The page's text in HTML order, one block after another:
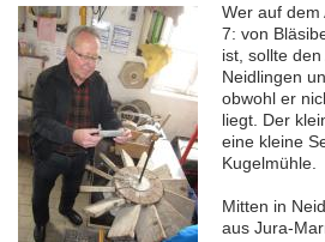
Wer auf dem
7: von
ist, sollte
Neidlingen
obwohl er
liegt. Der
eine kleine
Kugelmühle.
Mitten in
aus Jura-